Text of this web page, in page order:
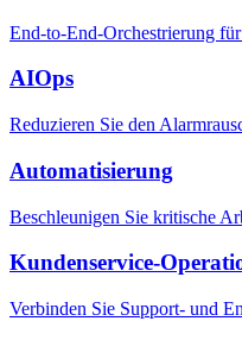
End-to-End-Orchestrierung
AIOps
Reduzieren Sie den
Automatisierung
Beschleunigen Sie kritische
Kundenservice-
Verbinden Sie Support- und